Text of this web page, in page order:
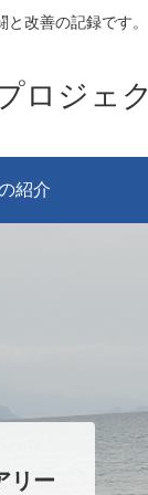
改善の記録です。
ロジェ
紹介
リー